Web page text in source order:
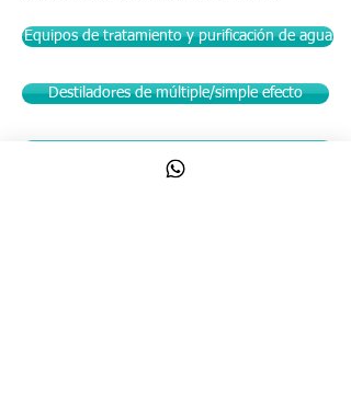
Equipos de tratamiento y purificación de agua
Destiladores de múltiple/simple efecto